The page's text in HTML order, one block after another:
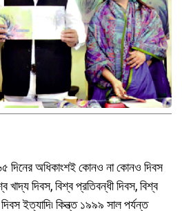
দিনের অধিকাংশই কোনও না কোনও দিবস
খাদ্য দিবস, বিশ্ব প্রতিবন্ধী দিবস, বিশ্ব
দিবস ইত্যাদি৷ কিন্ত্ত ১৯৯৯ সাল পর্যন্ত